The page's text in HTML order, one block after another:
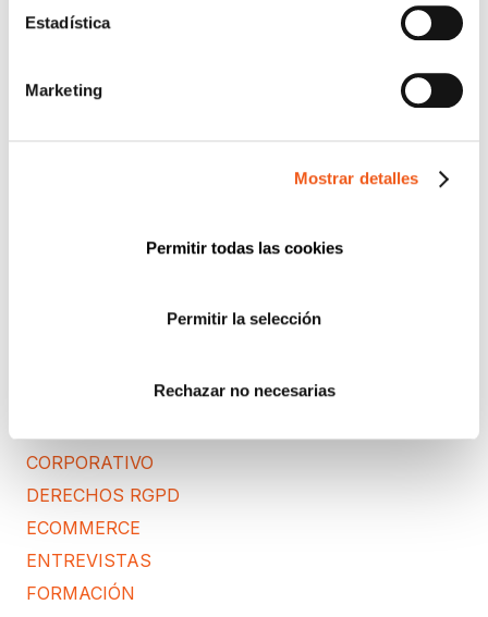
Estadística
Marketing
Mostrar detalles
Permitir todas las cookies
Permitir la selección
Rechazar no necesarias
AUTORIZO el envío de comunicaciones
Enviar
CORPORATIVO
DERECHOS RGPD
ECOMMERCE
ENTREVISTAS
FORMACIÓN